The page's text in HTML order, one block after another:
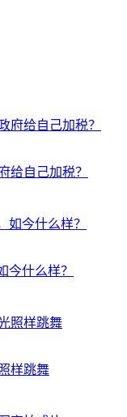
给自己加税？
今什么样？
样跳舞